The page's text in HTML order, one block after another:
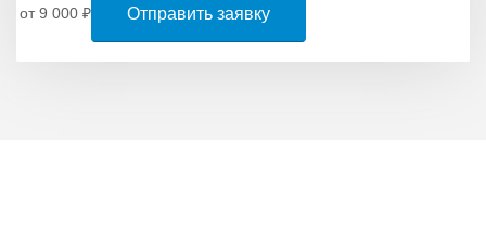
от 9 000 ₽ Отправить заявку